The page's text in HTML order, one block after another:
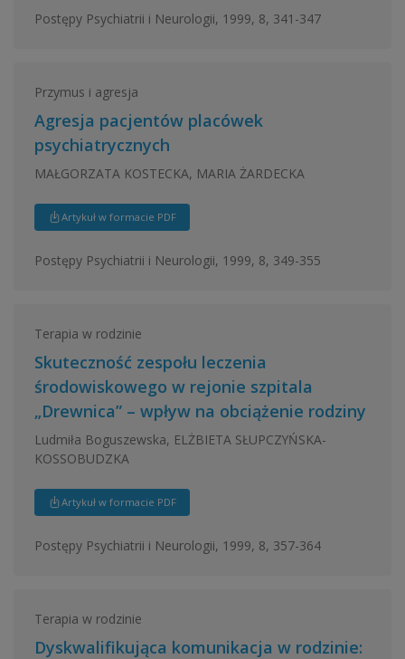
Postępy Psychiatrii i Neurologii, 1999, 8, 341-347
Przymus i agresja
Agresja pacjentów placówek
psychiatrycznych
MAŁGORZATA KOSTECKA, MARIA ŻARDECKA
Artykuł w formacie PDF
Postępy Psychiatrii i Neurologii, 1999, 8, 349-355
Terapia w rodzinie
Skuteczność zespołu leczenia
środowiskowego w rejonie szpitala
„Drewnica” – wpływ na obciążenie rodziny
Ludmiła Boguszewska, ELŻBIETA SŁUPCZYŃSKA-
KOSSOBUDZKA
Artykuł w formacie PDF
Postępy Psychiatrii i Neurologii, 1999, 8, 357-364
Terapia w rodzinie
Dyskwalifikująca komunikacja w rodzinie: